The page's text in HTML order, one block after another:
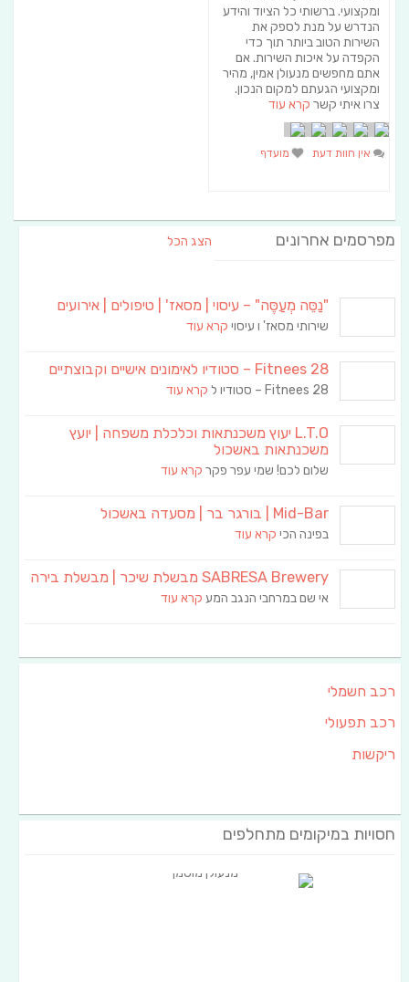
ומקצועי. ברשותי כל הציוד והידע
הנדרש על מנת לספק את
השירות הטוב ביותר תוך כדי
הקפדה על איכות השירות. אם
אתם מחפשים מנעולן אמין, מהיר
ומקצועי הגעתם למקום הנכון.
צרו איתי קשר קרא עוד
אין חוות דעת מועדף
מפרסמים אחרונים הצג הכל
"נַסֵּה מְעַסֶּה" – עיסוי | מסאז' | טיפולים | אירועים
שירותי מסאז' ו עיסוי קרא עוד
Fitnees 28 – סטודיו לאימונים אישיים וקבוצתיים
Fitnees 28 – סטודיו ל קרא עוד
L.T.O יעוץ משכנתאות וכלכלת משפחה | יועץ
משכנתאות באשכול
שלום לכם! שמי עפר פקר קרא עוד
Mid-Bar | בורגר בר | מסעדה באשכול
בפינה הכי קרא עוד
SABRESA Brewery מבשלת שיכר | מבשלת בירה
אי שם במרחבי הנגב המע קרא עוד
רכב חשמלי
רכב תפעולי
ריקשות
חסויות במיקומים מתחלפים